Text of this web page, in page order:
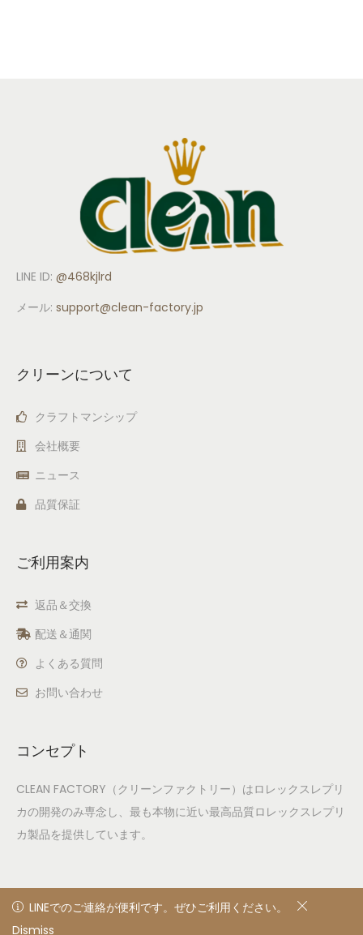
LINEでのご連絡が便利です。ぜひご利用ください。
LINE ID: @468kjlrd
メール: support@clean-factory.jp
クリーンについて
クラフトマンシップ
会社概要
ニュース
品質保証
ご利用案内
返品＆交換
配送＆通関
よくある質問
お問い合わせ
コンセプト
CLEAN FACTORY（クリーンファクトリー）はロレックスレプリ
カの開発のみ専念し、最も本物に近い最高品質ロレックスレプリ
カ製品を提供しています。
LINEでのご連絡が便利です。ぜひご利用ください。
Dismiss